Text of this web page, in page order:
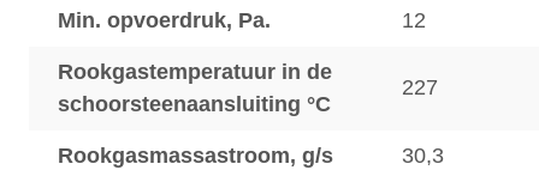
Min. opvoerdruk, Pa. 12
Rookgastemperatuur in de
schoorsteenaansluiting °C
227
Rookgasmassastroom, g/s 30,3